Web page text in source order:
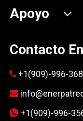
Apoyo
Contacto
 +1(909)-996-

 +1(909)-996-